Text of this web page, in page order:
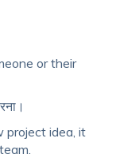
or their
project idea, it